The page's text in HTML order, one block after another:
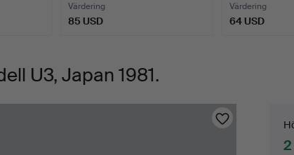
Värdering
85 USD
Värdering
64 USD
U3, Japan 1981.